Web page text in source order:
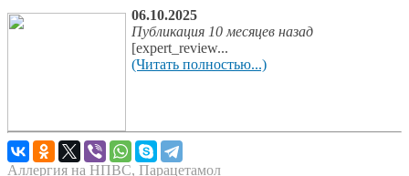
06.10.2025
Публикация 10 месяцев назад
[expert_review...
(Читать полностью...)
Аллергия на НПВС, Парацетамол